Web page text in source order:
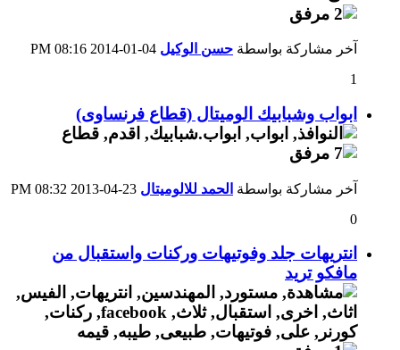
آخر مشاركة بواسطة حسن الوكيل
08:16 PM
1
ابواب وشبابيك الوميتال (قطاع فرنساوى)
آخر مشاركة بواسطة الحمد للالوميتال
08:32 PM
0
انتريهات جلد وفوتيهات وركنات واستقبال من
مافكو تريد